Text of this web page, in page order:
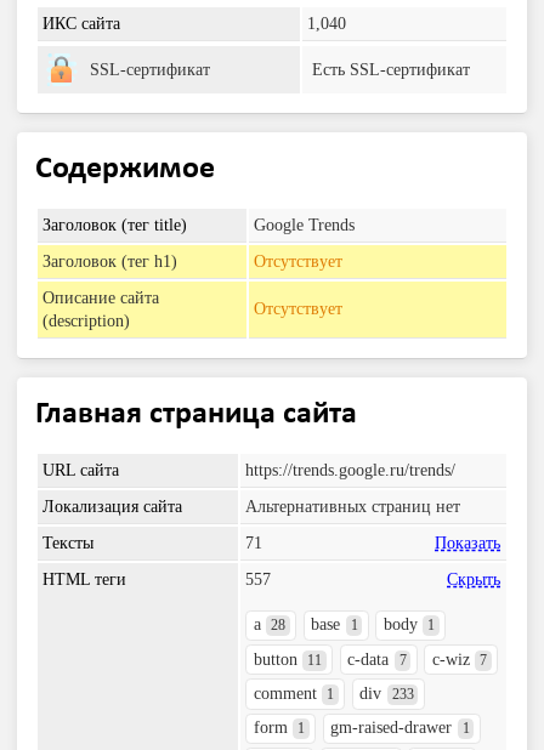
ИКС сайта 1,040
SSL-сертификат Есть SSL-сертификат
Содержимое
Заголовок (тег title)
Google Trends
Заголовок (тег h1)
Отсутствует
Описание сайта
(description)
Отсутствует
Главная страница сайта
URL сайта
https://trends.google.ru/trends/
Локализация сайта
Альтернативных страниц нет
Тексты
71
Показать
HTML теги
557 Скрыть
a 28 base 1 body 1
button 11 c-data 7 c-wiz 7
comment 1 div 233
form 1 gm-raised-drawer 1